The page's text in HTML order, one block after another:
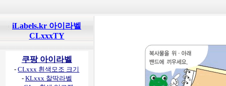
iLabels.kr 아이라벨
CLxxxTY
쿠팡 아이라벨
-CLxxx 흰색모조 크기
- KLxxx 찰딱라벨